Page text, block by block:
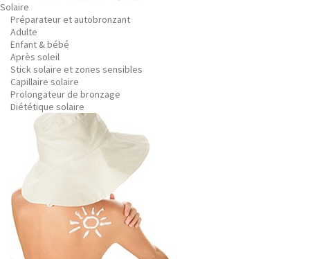
Solaire
Préparateur et autobronzant
Adulte
Enfant & bébé
Après soleil
Stick solaire et zones sensibles
Capillaire solaire
Prolongateur de bronzage
Diététique solaire